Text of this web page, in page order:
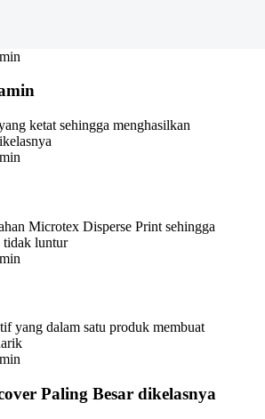
ketat sehingga menghasilkan
Microtex Disperse Print sehingga
tidak luntur
yang dalam satu produk membuat
Paling Besar dikelasnya